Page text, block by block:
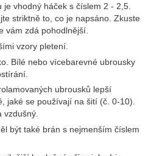
vhodný háček s číslem 2 - 2,5.
striktně to, co je napsáno. Zkuste
vám zdá pohodlnější.
vzory pletení.
Bílé nebo vícebarevné ubrousky
ubrousků lepší
jaké se používají na šití (č. 0-10).
vzdušný.
být také brán s nejmenším číslem